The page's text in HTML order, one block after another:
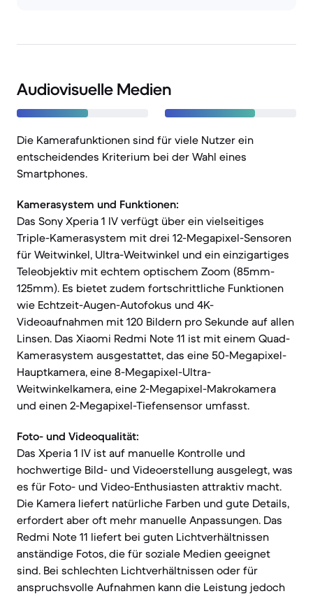
Audiovisuelle Medien
Die Kamerafunktionen sind für viele Nutzer ein
entscheidendes Kriterium bei der Wahl eines
Smartphones.
Kamerasystem und Funktionen:
Das Sony Xperia 1 IV verfügt über ein vielseitiges
Triple-Kamerasystem mit drei 12-Megapixel-Sensoren
für Weitwinkel, Ultra-Weitwinkel und ein einzigartiges
Teleobjektiv mit echtem optischem Zoom (85mm-
125mm). Es bietet zudem fortschrittliche Funktionen
wie Echtzeit-Augen-Autofokus und 4K-
Videoaufnahmen mit 120 Bildern pro Sekunde auf allen
Linsen. Das Xiaomi Redmi Note 11 ist mit einem Quad-
Kamerasystem ausgestattet, das eine 50-Megapixel-
Hauptkamera, eine 8-Megapixel-Ultra-
Weitwinkelkamera, eine 2-Megapixel-Makrokamera
und einen 2-Megapixel-Tiefensensor umfasst.
Foto- und Videoqualität:
Das Xperia 1 IV ist auf manuelle Kontrolle und
hochwertige Bild- und Videoerstellung ausgelegt, was
es für Foto- und Video-Enthusiasten attraktiv macht.
Die Kamera liefert natürliche Farben und gute Details,
erfordert aber oft mehr manuelle Anpassungen. Das
Redmi Note 11 liefert bei guten Lichtverhältnissen
anständige Fotos, die für soziale Medien geeignet
sind. Bei schlechten Lichtverhältnissen oder für
anspruchsvolle Aufnahmen kann die Leistung jedoch